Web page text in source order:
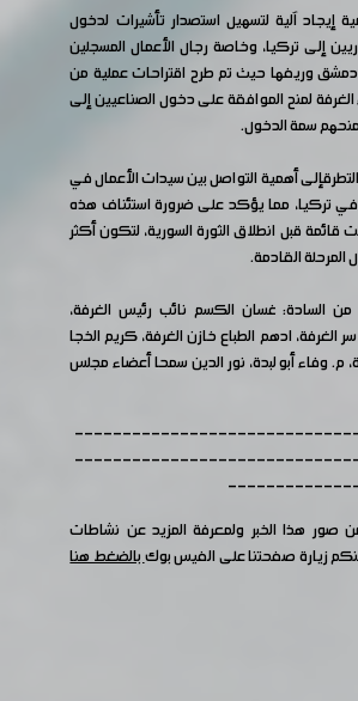
إيجاد آلية لتسهيل استصدار تأشيرات لدخول
إلى تركيا، وخاصة رجال الأعمال المسجلين
وريفها حيث تم طرح اقتراحات عملية من
لمنح الموافقة على دخول الصناعيين إلى
سمة الدخول.
أهمية التواصل بين سيدات الأعمال في
في تركيا، مما يؤكد على ضرورة استئناف هذه
قائمة قبل انطلاق الثورة السورية، لتكون أكثر
المرحلة القادمة.
السادة: غسان الكسم نائب رئيس الغرفة،
سر الغرفة، ادهم الطباع خازن الغرفة، كريم الخجا
وفاء أبو لبدة، نور الدين سمحا أعضاء مجلس
صور هذا الخبر ولمعرفة المزيد عن نشاطات
زيارة صفحتنا على الفيس بوكبالضغط هنا